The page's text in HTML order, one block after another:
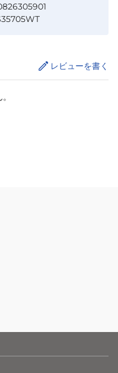
レビューを書く